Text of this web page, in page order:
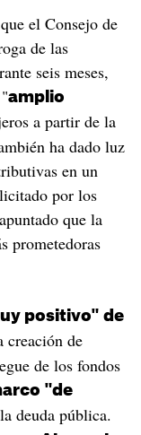
el Consejo de
de las
seis meses,
amplio
a partir de la
ha dado luz
en un
por los
que la
prometedoras
positivo" de
de
de los fondos
"de
deuda pública.